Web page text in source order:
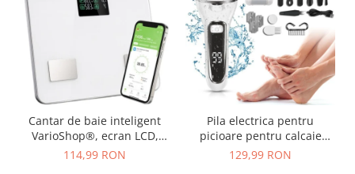
Cantar de baie inteligent
VarioShop®, ecran LCD,
aplicatie Feelfit, greutate
114,99 RON
Pila electrica pentru
picioare pentru calcaie
crapate si piele uscata,
129,99 RON